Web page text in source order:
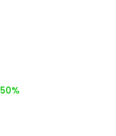
50%